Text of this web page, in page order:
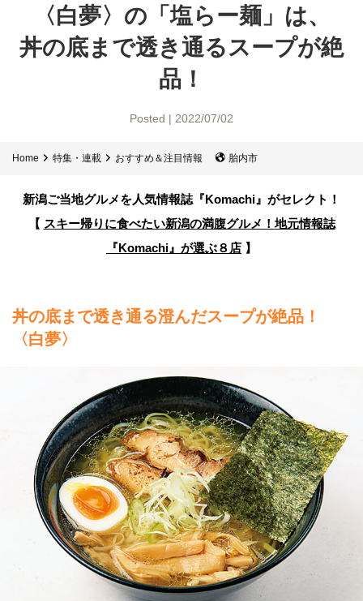
〈白夢〉の「塩らー麺」は、
丼の底まで透き通るスープが絶
品！
Posted | 2022/07/02
Home 特集・連載 おすすめ＆注目情報 胎内市
新潟ご当地グルメを人気情報誌 『Komachi』がセレクト！
【 スキー帰りに食べたい新潟の満腹グルメ！地元情報誌
『Komachi』が選ぶ８店 】
丼の底まで透き通る澄んだスープが絶品！
〈白夢〉